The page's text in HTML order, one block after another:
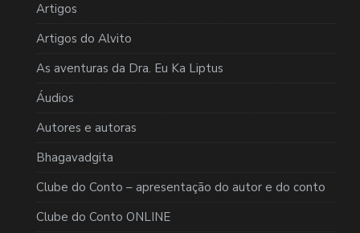
Artigos
Artigos do Alvito
As aventuras da Dra. Eu Ka Liptus
Áudios
Autores e autoras
Bhagavadgita
Clube do Conto – apresentação do autor e do conto
Clube do Conto ONLINE